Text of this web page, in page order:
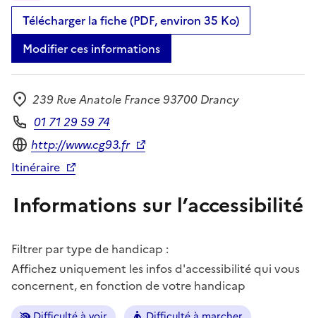
Télécharger la fiche (PDF, environ 35 Ko)
Modifier ces informations
Adresse
239 Rue Anatole France 93700 Drancy
Téléphone
01 71 29 59 74
Site internet
http://www.cg93.fr
Itinéraire
Informations sur l’accessibilité
Filtrer par type de handicap :
Affichez uniquement les infos d'accessibilité qui vous
concernent, en fonction de votre handicap